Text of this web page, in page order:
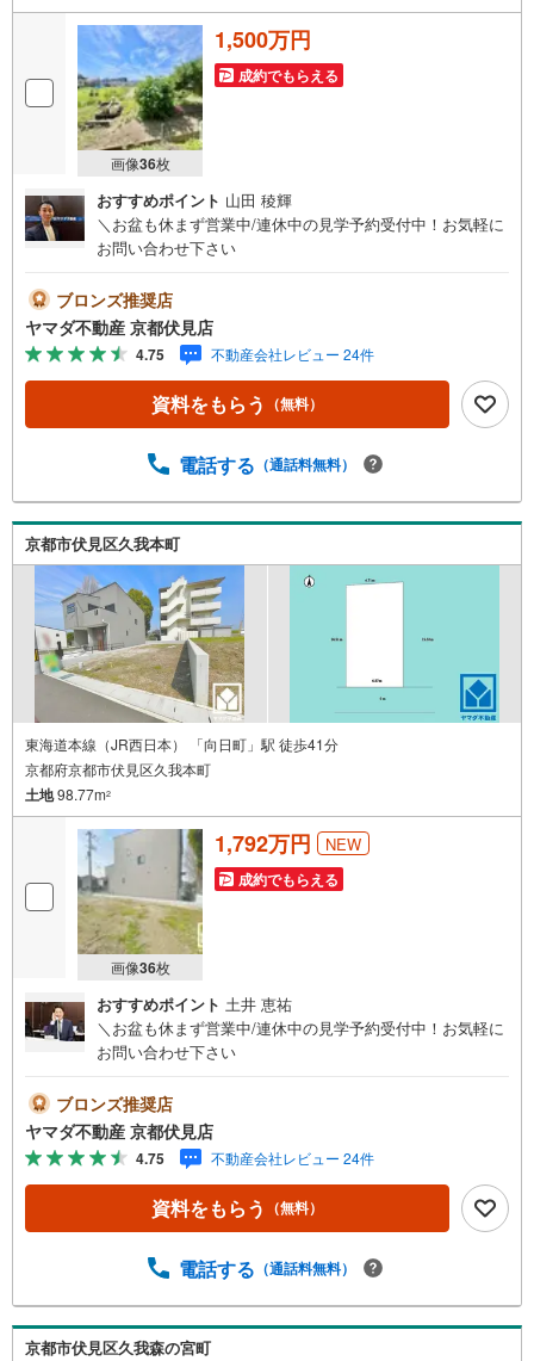
画像36枚
1,500万円
成約でもらえる
おすすめポイント 山田 稜輝
＼お盆も休まず営業中/連休中の見学予約受付中！お気軽に
お問い合わせ下さい
ブロンズ推奨店
ヤマダ不動産 京都伏見店
4.75 不動産会社レビュー 24件
資料をもらう （無料）
電話する （通話料無料）
京都市伏見区久我本町
東海道本線（JR西日本） 「向日町」駅 徒歩41分
京都府京都市伏見区久我本町
土地98.77m2
画像36枚
1,792万円 NEW
成約でもらえる
おすすめポイント 土井 恵祐
＼お盆も休まず営業中/連休中の見学予約受付中！お気軽に
お問い合わせ下さい
ブロンズ推奨店
ヤマダ不動産 京都伏見店
4.75 不動産会社レビュー 24件
資料をもらう （無料）
電話する （通話料無料）
京都市伏見区久我森の宮町